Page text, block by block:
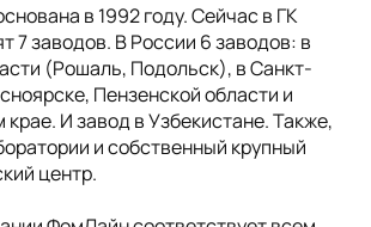
в 1992 году. Сейчас в ГК
заводов. В России 6 заводов: в
(Рошаль, Подольск), в Санкт-
Пензенской области и
И завод в Узбекистане. Также,
и собственный крупный
центр.